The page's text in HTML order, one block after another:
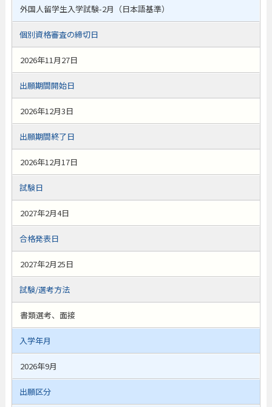
外国人留学生入学試験-2月（日本語基準）
個別資格審査の締切日
2026年11月27日
出願期間開始日
2026年12月3日
出願期間終了日
2026年12月17日
試験日
2027年2月4日
合格発表日
2027年2月25日
試験/選考方法
書類選考、面接
入学年月
2026年9月
出願区分